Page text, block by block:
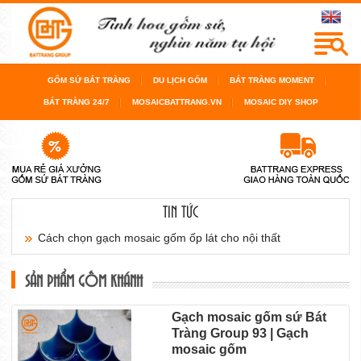
GỐM SỨ BÁT TRÀNG DU LỊCH GỐM BÁT TRÀNG MOMENT
BÁT TRÀNG 24/7 MOSAICBATTRANG.VN MOSAIC DIY SHOP
TIN TỨC
Cách chọn gạch mosaic gốm ốp lát cho nội thất
sàn...
Cách chọn gạch mosaic gốm cho bể bơi, cho
phòng...
SẢN PHẨM GỐM KHÁNH
Gạch mosaic gốm sứ Bát
Tràng Group 93 | Gạch
mosaic gốm